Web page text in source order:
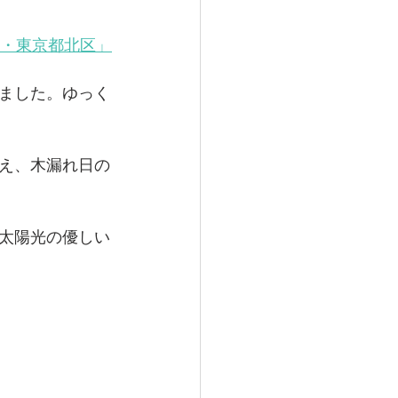
】東京都足立区
の計画
東京都北区」
した。ゆっく
、木漏れ日の
陽光の優しい